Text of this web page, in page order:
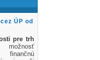
ÚP od
pre trh
finančnú